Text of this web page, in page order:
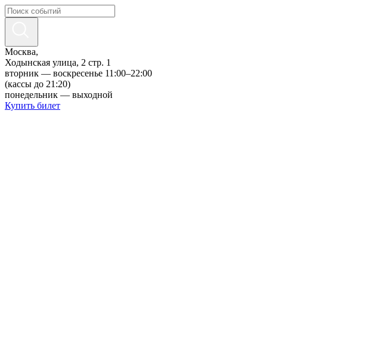
Москва,
Ходынская улица, 2 стр. 1
вторник — воскресенье 11:00–22:00
(кассы до 21:20)
понедельник — выходной
Купить билет